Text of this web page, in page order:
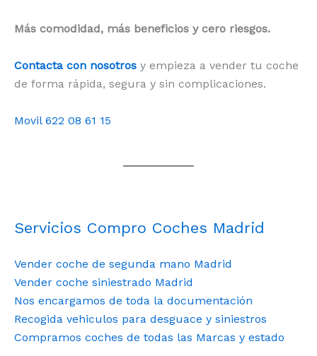
Más comodidad, más beneficios y cero riesgos.
Contacta con nosotros y empieza a vender tu coche
de forma rápida, segura y sin complicaciones.
Movil 622 08 61 15
Servicios Compro Coches Madrid
Vender coche de segunda mano Madrid
Vender coche siniestrado Madrid
Nos encargamos de toda la documentación
Recogida vehiculos para desguace y siniestros
Compramos coches de todas las Marcas y estado